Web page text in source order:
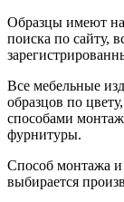
Образцы имеют
поиска по сайту,
Все мебельные
образцов по
способами
фурнитуры.
Способ монтажа и
выбирается